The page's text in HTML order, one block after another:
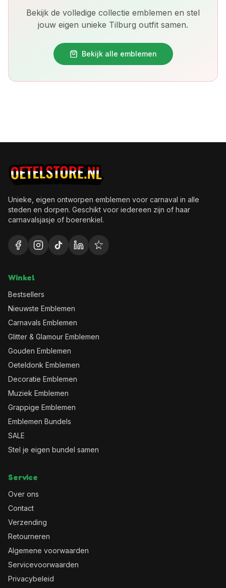
Bekijk de volledige collectie emblemen en stel
jouw eigen unieke Tilburg outfit samen.
Bekijk alle emblemen
Unieke, eigen ontworpen emblemen voor carnaval in alle
steden en dorpen. Geschikt voor iedereen zijn of haar
carnavalsjasje of boerenkiel.
Winkel
Bestsellers
Nieuwste Emblemen
Carnavals Emblemen
Glitter & Glamour Emblemen
Gouden Emblemen
Oeteldonk Emblemen
Decoratie Emblemen
Muziek Emblemen
Grappige Emblemen
Emblemen Bundels
SALE
Stel je eigen bundel samen
Service
Over ons
Contact
Verzending
Retourneren
Algemene voorwaarden
Servicevoorwaarden
Privacybeleid